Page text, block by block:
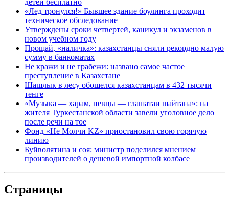
«Лед тронулся!» Бывшее здание боулинга проходит
техническое обследование
Утверждены сроки четвертей, каникул и экзаменов в
новом учебном году
Прощай, «наличка»: казахстанцы сняли рекордно малую
сумму в банкоматах
Не кражи и не грабежи: названо самое частое
преступление в Казахстане
Шашлык в лесу обошелся казахстанцам в 432 тысячи
тенге
«Музыка — харам, певцы — глашатаи шайтана»: на
жителя Туркестанской области завели уголовное дело
после речи на тое
Фонд «Не Молчи KZ» приостановил свою горячую
линию
Буйволятина и соя: министр поделился мнением
производителей о дешевой импортной колбасе
Страницы